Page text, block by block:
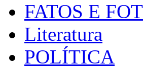
FATOS E
Literatura
POLÍTICA